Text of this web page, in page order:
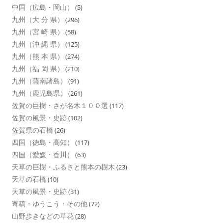
中国（広島・岡山） (5)
九州（大 分 県） (296)
九州（宮 崎 県） (58)
九州（沖 縄 県） (125)
九州（熊 本 県） (274)
九州（福 岡 県） (210)
九州（薩南諸島） (91)
九州（鹿児島県） (261)
佐賀の巨樹・さが名木１００選 (117)
佐賀の風景・史跡(102)
佐賀県の石橋 (26)
四国（徳島・高知） (117)
四国（愛媛・香川） (63)
天草の巨樹・ふるさと熊本の樹木 (23)
天草の石橋 (10)
天草の風景・史跡(31)
寄稿・ゆうこう・その他(72)
山野歩きなどの草花(28)